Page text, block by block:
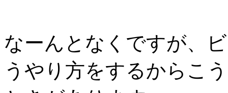
なーんとなくですが、
うやり方をするからこ